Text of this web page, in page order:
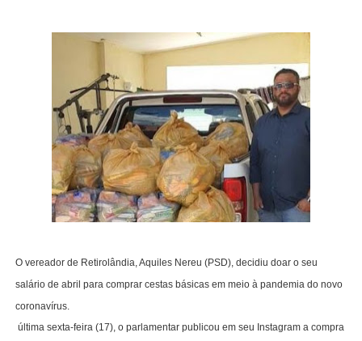
O vereador de Retirolândia, Aquiles Nereu (PSD), decidiu doar o seu
salário de abril para comprar cestas básicas em meio à pandemia do novo
coronavírus.
última sexta-feira (17), o parlamentar publicou em seu Instagram a compra